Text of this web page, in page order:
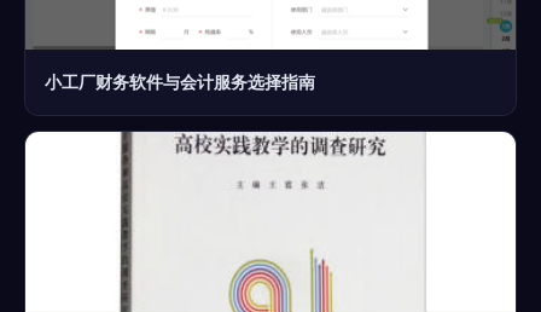
小工厂财务软件与会计服务选择指南